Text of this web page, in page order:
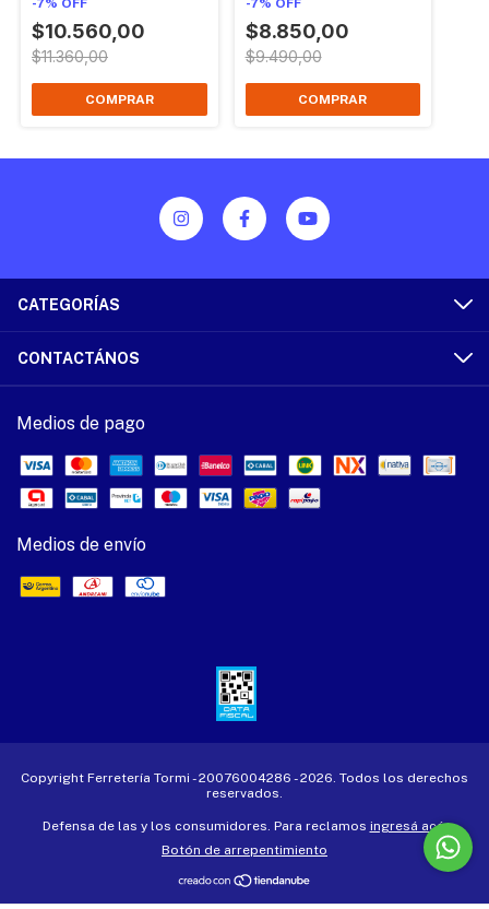
-7% OFF
$10.560,00
$11.360,00
-7% OFF
$8.850,00
$9.490,00
CATEGORÍAS
CONTACTÁNOS
Medios de pago
Medios de envío
Copyright Ferretería Tormi - 20076004286 - 2026. Todos los derechos
reservados.
Defensa de las y los consumidores. Para reclamos ingresá acá.
Botón de arrepentimiento